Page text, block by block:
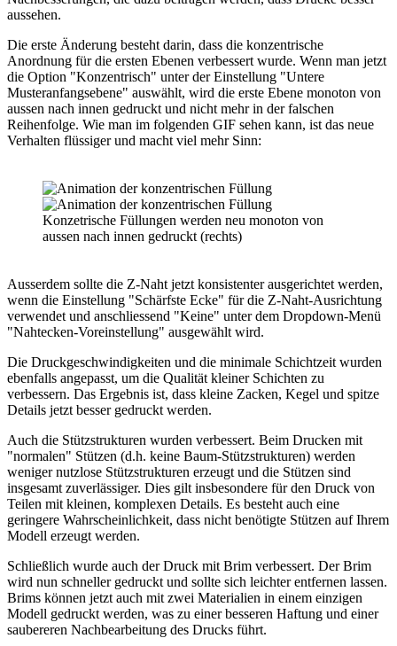
aussehen.
Die erste Änderung besteht darin, dass die konzentrische
Anordnung für die ersten Ebenen verbessert wurde. Wenn man jetzt
die Option "Konzentrisch" unter der Einstellung "Untere
Musteranfangsebene" auswählt, wird die erste Ebene monoton von
aussen nach innen gedruckt und nicht mehr in der falschen
Reihenfolge. Wie man im folgenden GIF sehen kann, ist das neue
Verhalten flüssiger und macht viel mehr Sinn:
Konzetrische Füllungen werden neu monoton von
aussen nach innen gedruckt (rechts)
Ausserdem sollte die Z-Naht jetzt konsistenter ausgerichtet werden,
wenn die Einstellung "Schärfste Ecke" für die Z-Naht-Ausrichtung
verwendet und anschliessend "Keine" unter dem Dropdown-Menü
"Nahtecken-Voreinstellung" ausgewählt wird.
Die Druckgeschwindigkeiten und die minimale Schichtzeit wurden
ebenfalls angepasst, um die Qualität kleiner Schichten zu
verbessern. Das Ergebnis ist, dass kleine Zacken, Kegel und spitze
Details jetzt besser gedruckt werden.
Auch die Stützstrukturen wurden verbessert. Beim Drucken mit
"normalen" Stützen (d.h. keine Baum-Stützstrukturen) werden
weniger nutzlose Stützstrukturen erzeugt und die Stützen sind
insgesamt zuverlässiger. Dies gilt insbesondere für den Druck von
Teilen mit kleinen, komplexen Details. Es besteht auch eine
geringere Wahrscheinlichkeit, dass nicht benötigte Stützen auf Ihrem
Modell erzeugt werden.
Schließlich wurde auch der Druck mit Brim verbessert. Der Brim
wird nun schneller gedruckt und sollte sich leichter entfernen lassen.
Brims können jetzt auch mit zwei Materialien in einem einzigen
Modell gedruckt werden, was zu einer besseren Haftung und einer
saubereren Nachbearbeitung des Drucks führt.